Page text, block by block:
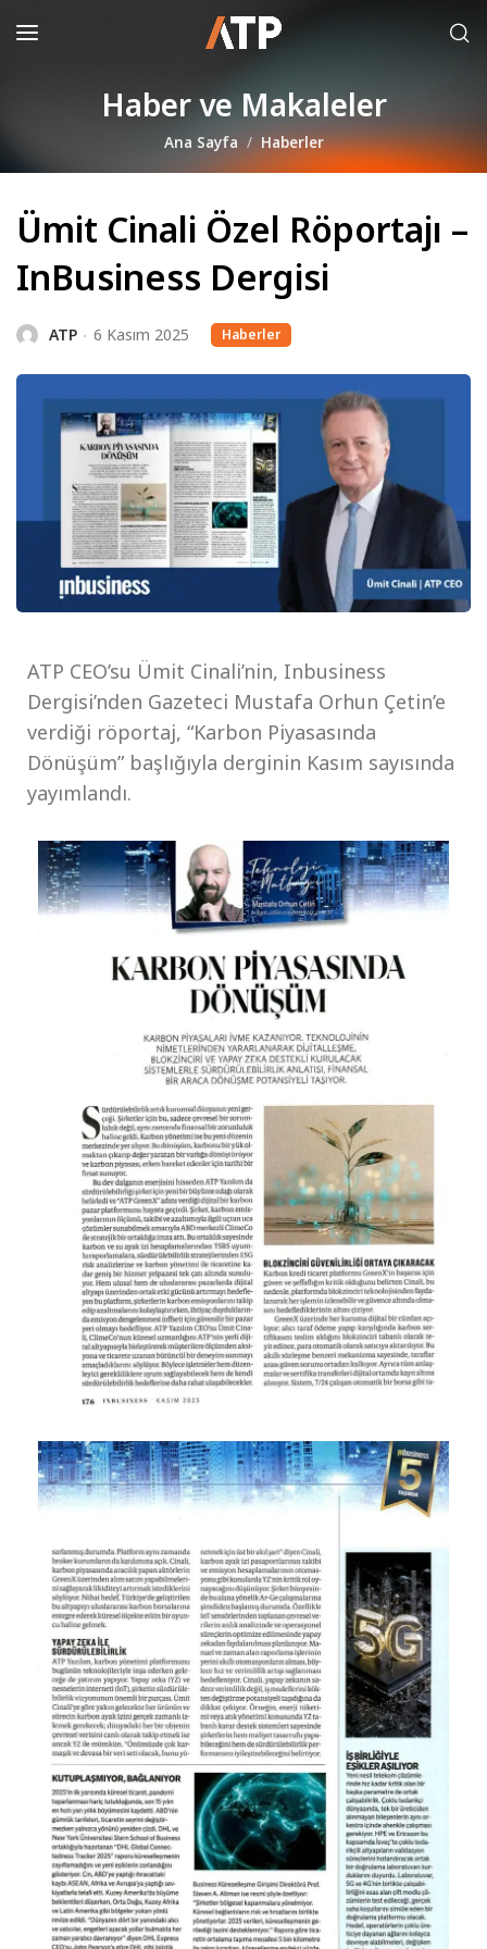
Haber ve Makaleler
Ana Sayfa Haberler
Ümit Cinali Özel Röportajı –
InBusiness Dergisi
ATP 6 Kasım 2025 Haberler
ATP CEO’su Ümit Cinali’nin, Inbusiness
Dergisi’nden Gazeteci Mustafa Orhun Çetin’e
verdiği röportaj, “Karbon Piyasasında
Dönüşüm” başlığıyla derginin Kasım sayısında
yayımlandı.